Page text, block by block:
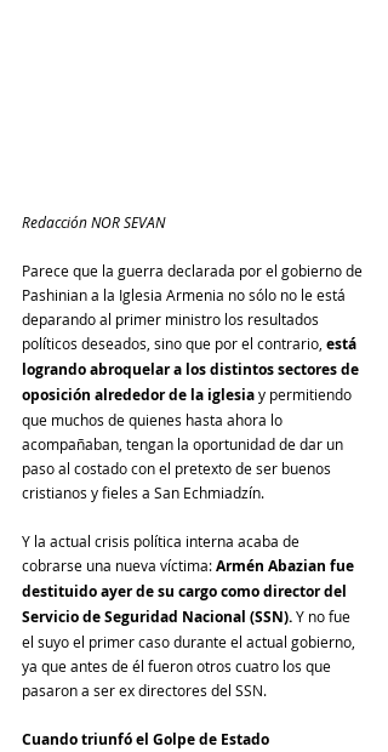
Redacción NOR SEVAN
Parece que la guerra declarada por el gobierno de
Pashinian a la Iglesia Armenia no sólo no le está
deparando al primer ministro los resultados
políticos deseados, sino que por el contrario, está
logrando abroquelar a los distintos sectores de
oposición alrededor de la iglesia y permitiendo
que muchos de quienes hasta ahora lo
acompañaban, tengan la oportunidad de dar un
paso al costado con el pretexto de ser buenos
cristianos y fieles a San Echmiadzín.
Y la actual crisis política interna acaba de
cobrarse una nueva víctima: Armén Abazian fue
destituido ayer de su cargo como director del
Servicio de Seguridad Nacional (SSN). Y no fue
el suyo el primer caso durante el actual gobierno,
ya que antes de él fueron otros cuatro los que
pasaron a ser ex directores del SSN.
Cuando triunfó el Golpe de Estado